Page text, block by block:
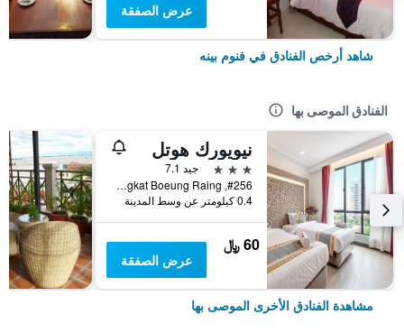
عرض الصفقة
شاهد أرخص الفنادق في فنوم بينه
الفنادق الموصى بها
نيويورك هوتل
3 نجوم
جيد 7.1
#256, Street Monivong Blvd, Sangkat Boeung Raing, فنوم بينه, كمبوديا
0.4 كيلومتر عن وسط المدينة
60 ﷼
عرض الصفقة
مشاهدة الفنادق الأخرى الموصى بها